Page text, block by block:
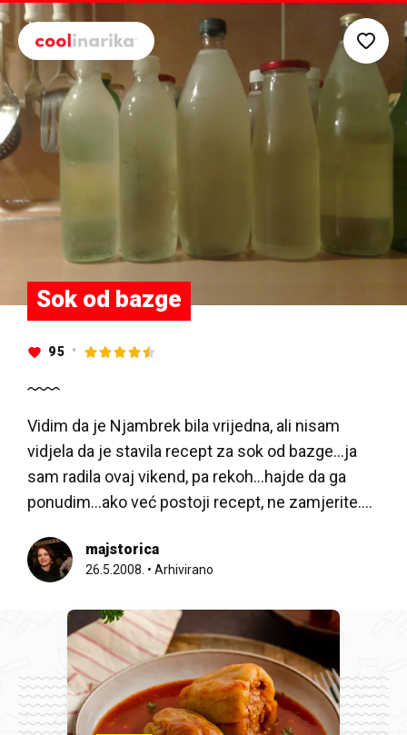
Preskoči na glavni sadržaj
Sok od bazge
95
Vidim da je Njambrek bila vrijedna, ali nisam
vidjela da je stavila recept za sok od bazge…ja
sam radila ovaj vikend, pa rekoh…hajde da ga
ponudim…ako već postoji recept, ne zamjerite….
majstorica
26.5.2008. • Arhivirano